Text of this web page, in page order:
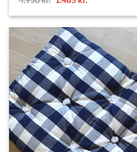
was:
is: